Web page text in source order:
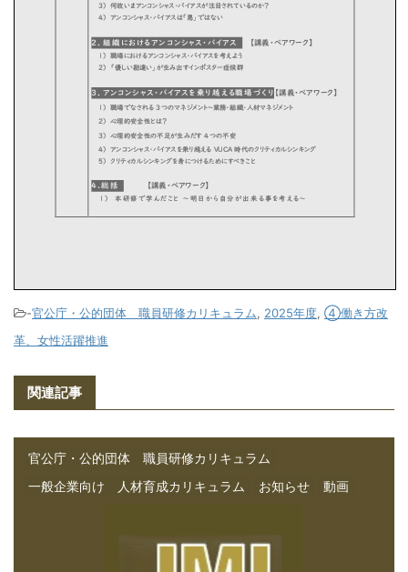
-官公庁・公的団体 職員研修カリキュラム, 2025年度, ④働き方改
革、女性活躍推進
関連記事
官公庁・公的団体 職員研修カリキュラム
一般企業向け 人材育成カリキュラム
お知らせ 動画